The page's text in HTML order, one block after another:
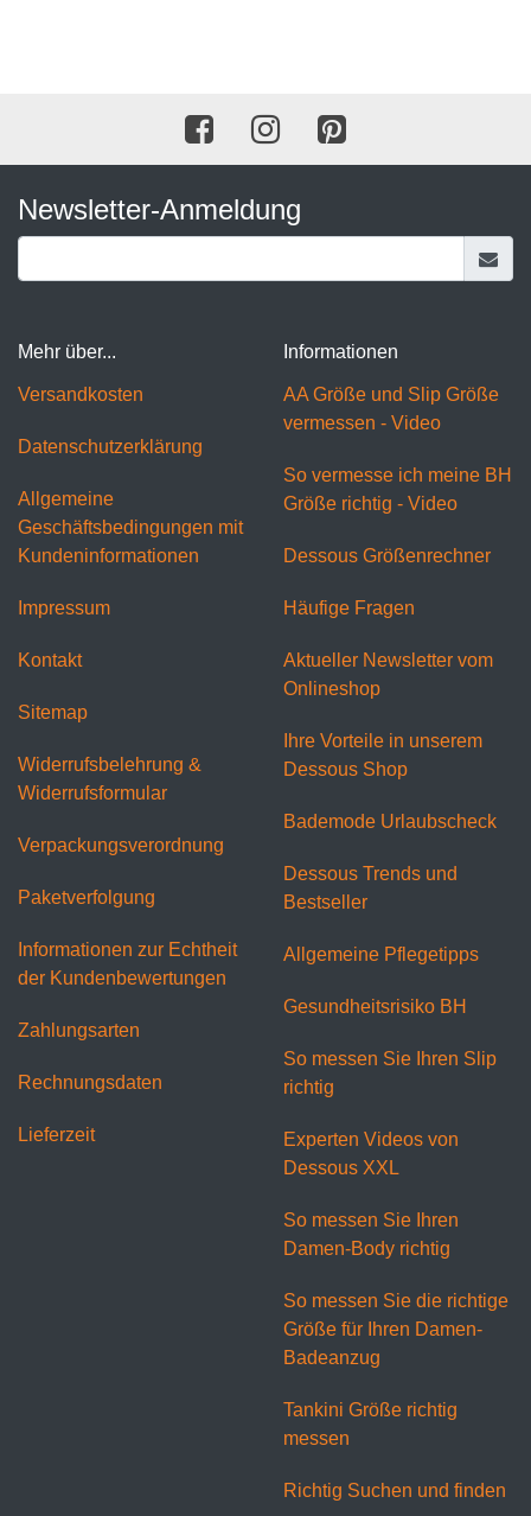
Newsletter-Anmeldung
Mehr über...
Versandkosten
Datenschutzerklärung
Allgemeine
Geschäftsbedingungen mit
Kundeninformationen
Impressum
Kontakt
Sitemap
Widerrufsbelehrung &
Widerrufsformular
Verpackungsverordnung
Paketverfolgung
Informationen zur Echtheit
der Kundenbewertungen
Zahlungsarten
Rechnungsdaten
Lieferzeit
Informationen
AA Größe und Slip Größe
vermessen - Video
So vermesse ich meine BH
Größe richtig - Video
Dessous Größenrechner
Häufige Fragen
Aktueller Newsletter vom
Onlineshop
Ihre Vorteile in unserem
Dessous Shop
Bademode Urlaubscheck
Dessous Trends und
Bestseller
Allgemeine Pflegetipps
Gesundheitsrisiko BH
So messen Sie Ihren Slip
richtig
Experten Videos von
Dessous XXL
So messen Sie Ihren
Damen-Body richtig
So messen Sie die richtige
Größe für Ihren Damen-
Badeanzug
Tankini Größe richtig
messen
Richtig Suchen und finden